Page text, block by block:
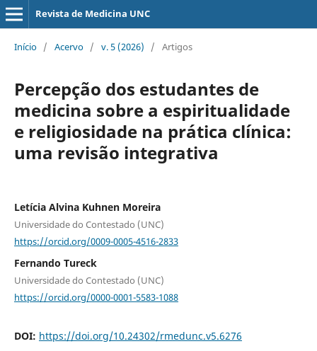
Revista de Medicina UNC
Início / Acervo / v. 5 (2026) / Artigos
Percepção dos estudantes de
medicina sobre a espiritualidade
e religiosidade na prática clínica:
uma revisão integrativa
Letícia Alvina Kuhnen Moreira
Universidade do Contestado (UNC)
https://orcid.org/0009-0005-4516-2833
Fernando Tureck
Universidade do Contestado (UNC)
https://orcid.org/0000-0001-5583-1088
DOI: https://doi.org/10.24302/rmedunc.v5.6276